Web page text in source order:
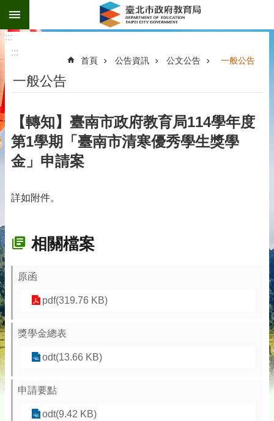
跳到主要內容區塊
:::
:::
首頁 公告資訊 公文公告 一般公告
一般公告
【轉知】臺南市政府教育局114學年度
第1學期「臺南市清寒優秀學生獎學
金」申請案
詳如附件。
相關檔案
原函
pdf(319.76 KB)
獎學金總表
odt(13.66 KB)
申請要點
odt(9.42 KB)